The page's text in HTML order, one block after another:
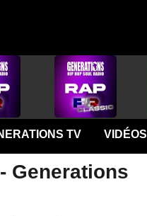
TV VIDÉOS
Generations